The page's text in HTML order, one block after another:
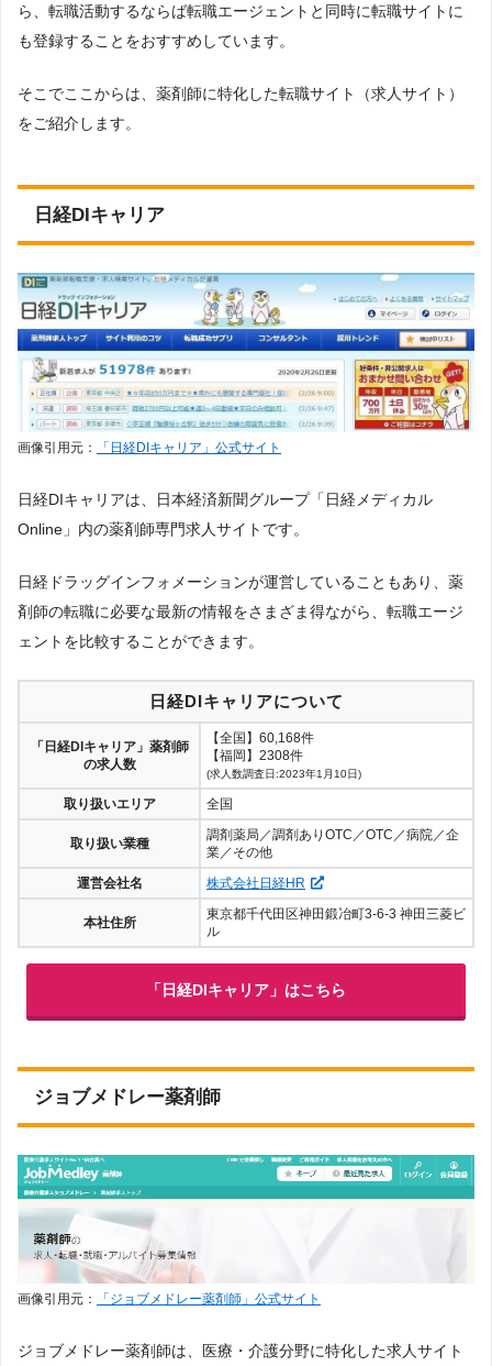
ら、転職活動するならば転職エージェントと同時に転職サイトに
も登録することをおすすめしています。
そこでここからは、薬剤師に特化した転職サイト（求人サイト）
をご紹介します。
日経DIキャリア
画像引用元： 「日経DIキャリア」公式サイト
日経DIキャリアは、日本経済新聞グループ「日経メディカル
Online」内の薬剤師専門求人サイトです。
日経ドラッグインフォメーションが運営していることもあり、薬
剤師の転職に必要な最新の情報をさまざま得ながら、転職エージ
ェントを比較することができます。
日経DIキャリアについて
「日経DIキャリア」薬剤師
の求人数
【全国】60,168件
【福岡】2308件
(求人数調査日:2023年1月10日)
取り扱いエリア 全国
取り扱い業種
調剤薬局／調剤ありOTC／OTC／病院／企
業／その他
運営会社名
株式会社日経HR
本社住所
東京都千代田区神田鍛冶町3-6-3 神田三菱ビ
ル
「日経DIキャリア」はこちら
ジョブメドレー薬剤師
画像引用元： 「ジョブメドレー薬剤師」公式サイト
ジョブメドレー薬剤師は、医療・介護分野に特化した求人サイト